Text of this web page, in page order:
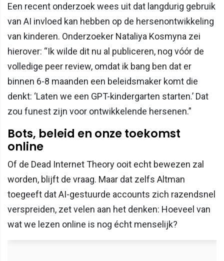
Een recent onderzoek wees uit dat langdurig gebruik
van AI invloed kan hebben op de hersenontwikkeling
van kinderen. Onderzoeker Nataliya Kosmyna zei
hierover: “Ik wilde dit nu al publiceren, nog vóór de
volledige peer review, omdat ik bang ben dat er
binnen 6-8 maanden een beleidsmaker komt die
denkt: ‘Laten we een GPT-kindergarten starten.’ Dat
zou funest zijn voor ontwikkelende hersenen.”
Bots, beleid en onze toekomst
online
Of de Dead Internet Theory ooit echt bewezen zal
worden, blijft de vraag. Maar dat zelfs Altman
toegeeft dat AI-gestuurde accounts zich razendsnel
verspreiden, zet velen aan het denken: Hoeveel van
wat we lezen online is nog écht menselijk?